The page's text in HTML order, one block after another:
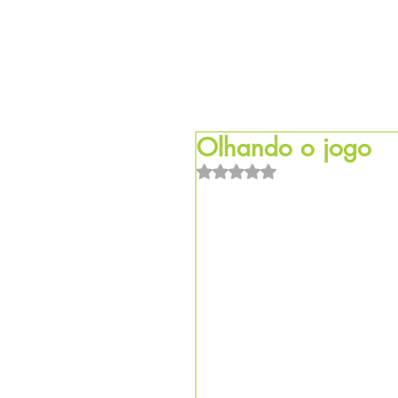
Olhando o jogo
Avaliado com NaN de 5